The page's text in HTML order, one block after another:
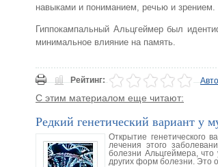
навыками и пониманием, речью и зрением.
Гиппокампальный Альцгеймер был
минимальное влияние на память.
Рейтинг:
С этим материалом еще читают:
Редкий генетический вариант у
Открытие генетического
лечения этого
болезни Альцгеймера,
других форм болезни. Это